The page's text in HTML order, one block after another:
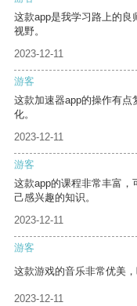
这款app是我学习路上的
视野。
2023-12-11
游客
这款加速器app的操作有
化。
2023-12-11
游客
这款app的课程非常丰富，
己感兴趣的知识。
2023-12-11
游客
这款游戏的音乐非常优美，
2023-12-11